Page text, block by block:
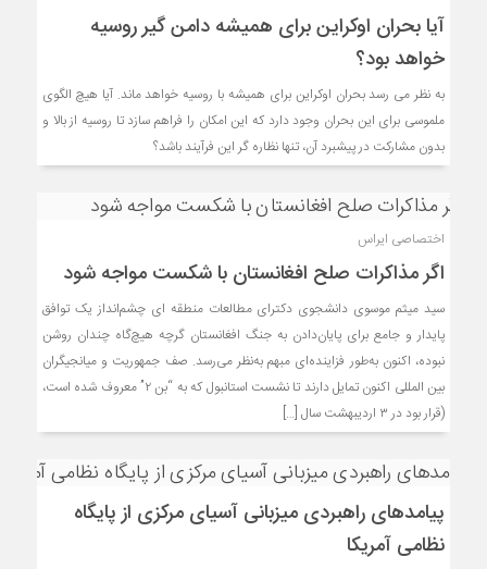
آیا بحران اوکراین برای همیشه دامن گیر روسیه
خواهد بود؟
به نظر می رسد بحران اوکراین برای همیشه با روسیه خواهد ماند. آیا هیچ الگوی
ملموسی برای این بحران وجود دارد که این امکان را فراهم سازد تا روسیه از بالا و
بدون مشارکت در پیشبرد آن، تنها نظاره گر این فرآیند باشد؟
اختصاصی ایراس
اگر مذاکرات صلح افغانستان با شکست مواجه شود
سید میثم موسوی دانشجوی دکترای مطالعات منطقه ای چشم‌انداز یک توافق
پایدار و جامع برای پایان‌دادن به جنگ افغانستان گرچه هیچ‌گاه چندان روشن
نبوده، اکنون به‌طور فزاینده‌ای مبهم به‌نظر می‌رسد. صف جمهوریت و میانجیگران
بین المللی اکنون تمایل دارند تا نشست استانبول که به “بن ۲” معروف شده است،
(قرار بود در ۳ اردیبهشت سال […]
پیامدهای راهبردی میزبانی آسیای مرکزی از پایگاه
نظامی آمریکا